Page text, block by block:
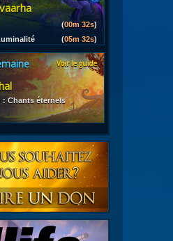
(00m 31s)
(05m 31s)
Voir le guide
: Chants éternels